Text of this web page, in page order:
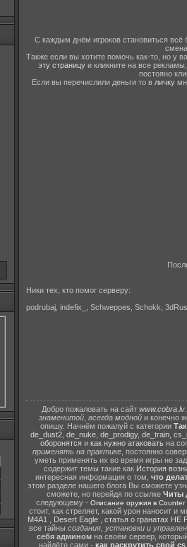
С каждым днём игроков становиться всё
Также если вы хотите помочь как-то, но у
эту страницу и кликните на все
постояно
Если вы перечислили деньги то в личку
Ники тех, кто помог серверу:
podrubaj, indefix_, Schweppes, Schokk,
Добро пожаловать на сайт www.cobra.lv
знаменитой, всегда моднойи конечно
опишу. Начнём пожалуй с категории
de_dust2, de_nuke, de_prodigy, de_train,
оборонятсяи как нужно атаковатьна
применять на практике , постоянно
уметь применять их во время игры не
содержит темы такие как История
интересная информация о том, что
этом разделе нашего блога Вы сможете
сможете, но перейдя по ссылке Читы
следующему - Описание оружия в Counter
стоит, как стреляет, какой урон наносит
M4A1
Desert Eagle статья о гранатах
все тайны создания, установки и
себя админомна своём сервер,
найдёте сами - как раскрутить свой